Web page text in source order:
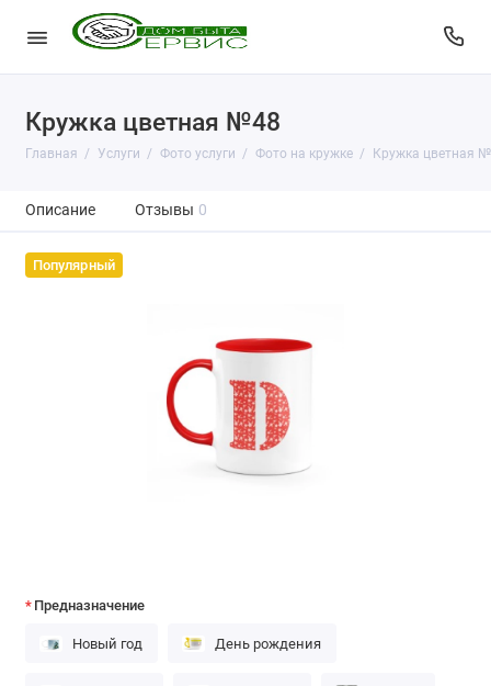
Кружка цветная №48
Главная Услуги Фото услуги Фото на кружке Кружка цветная
Описание Отзывы 0
Популярный
Предназначение
Новый год День рождения